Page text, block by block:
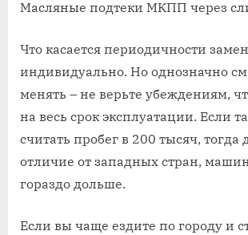
Масляные подтеки МКПП через
Что касается периодичности
индивидуально. Но однозначно
менять – не верьте убеждениям,
на весь срок эксплуатации. Если
считать пробег в 200 тысяч, тогда
отличие от западных стран,
гораздо дольше.
Если вы чаще ездите по городу и